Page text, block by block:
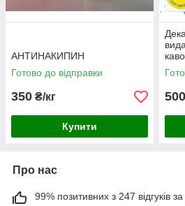
АНТИНАКИПИН
Готово до відправки
350 ₴/кг
Купити
500
Про нас
99% позитивних з 247 відгуків за